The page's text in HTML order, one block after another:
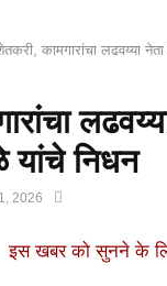
कामगारांचा लढवय्या
यांचे निधन
2026